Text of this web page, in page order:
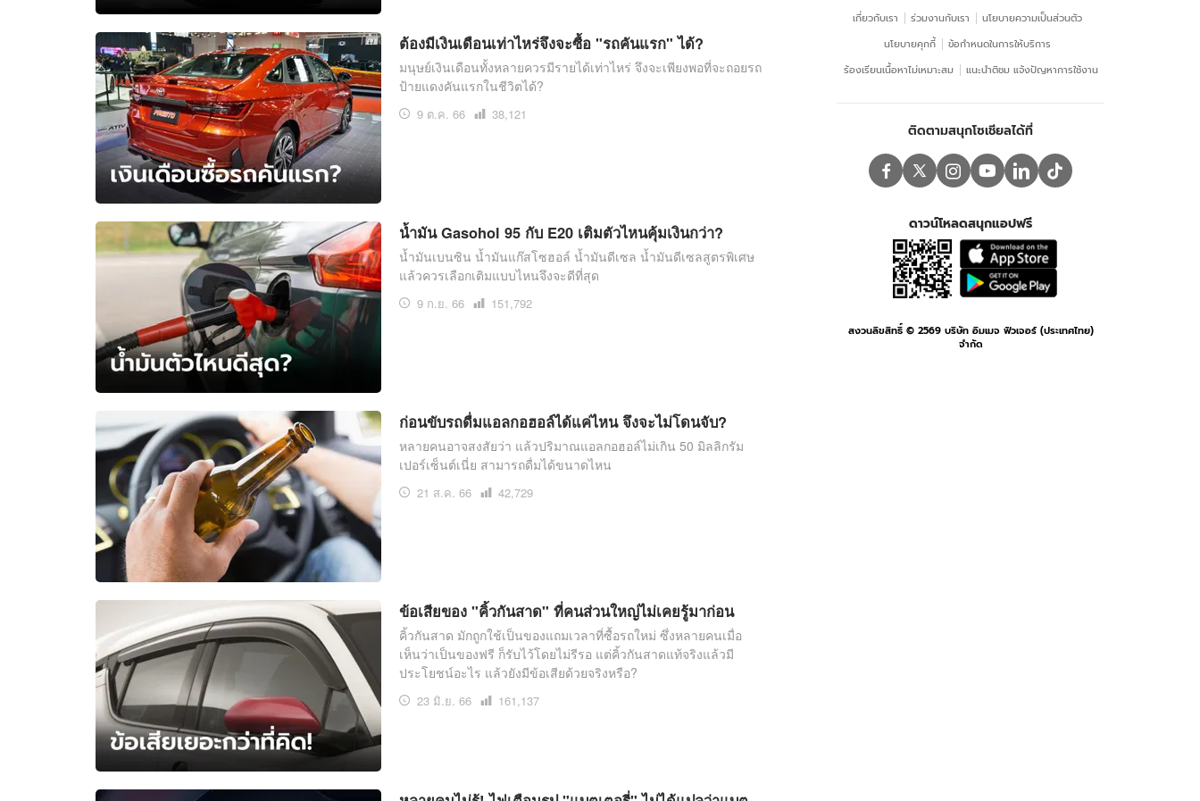
ต้องมีเงินเดือนเท่าไหร่จึงจะซื้อ "รถคันแรก" ได้?
มนุษย์เงินเดือนทั้งหลายควรมีรายได้เท่าไหร่ จึงจะเพียงพอที่จะถอยรถ
ป้ายแดงคันแรกในชีวิตได้?
9 ต.ค. 66
เปิด
38,121
น้ำมัน Gasohol 95 กับ E20 เติมตัวไหนคุ้มเงินกว่า?
น้ำมันเบนซิน น้ำมันแก๊สโซฮอล์ น้ำมันดีเซล น้ำมันดีเซลสูตรพิเศษ
แล้วควรเลือกเติมแบบไหนจึงจะดีที่สุด
9 ก.ย. 66
เปิด
151,792
ก่อนขับรถดื่มแอลกอฮอล์ได้แค่ไหน จึงจะไม่โดนจับ?
หลายคนอาจสงสัยว่า แล้วปริมาณแอลกอฮอล์ไม่เกิน 50 มิลลิกรัม
เปอร์เซ็นต์เนี่ย สามารถดื่มได้ขนาดไหน
21 ส.ค. 66
เปิด
42,729
ข้อเสียของ "คิ้วกันสาด" ที่คนส่วนใหญ่ไม่เคยรู้มาก่อน
คิ้วกันสาด มักถูกใช้เป็นของแถมเวลาที่ซื้อรถใหม่ ซึ่งหลายคนเมื่อ
เห็นว่าเป็นของฟรี ก็รับไว้โดยไม่รีรอ แต่คิ้วกันสาดแท้จริงแล้วมี
ประโยชน์อะไร แล้วยังมีข้อเสียด้วยจริงหรือ?
23 มิ.ย. 66
เปิด
161,137
เกี่ยวกับเรา ร่วมงานกับเรา
นโยบายความเป็นส่วนตัว
นโยบายคุกกี้
ข้อกําหนดในการให้บริการ
ร้องเรียนเนื้อหาไม่เหมาะสม
แนะนำติชม แจ้งปัญหาการใช้งาน
ติดตามสนุกโซเชียลได้ที่
ดาวน์โหลดสนุกแอปฟรี
สงวนลิขสิทธิ์ © 2569บริษัท อิมเมจ ฟิวเจอร์ (ประเทศไทย)
จำกัด